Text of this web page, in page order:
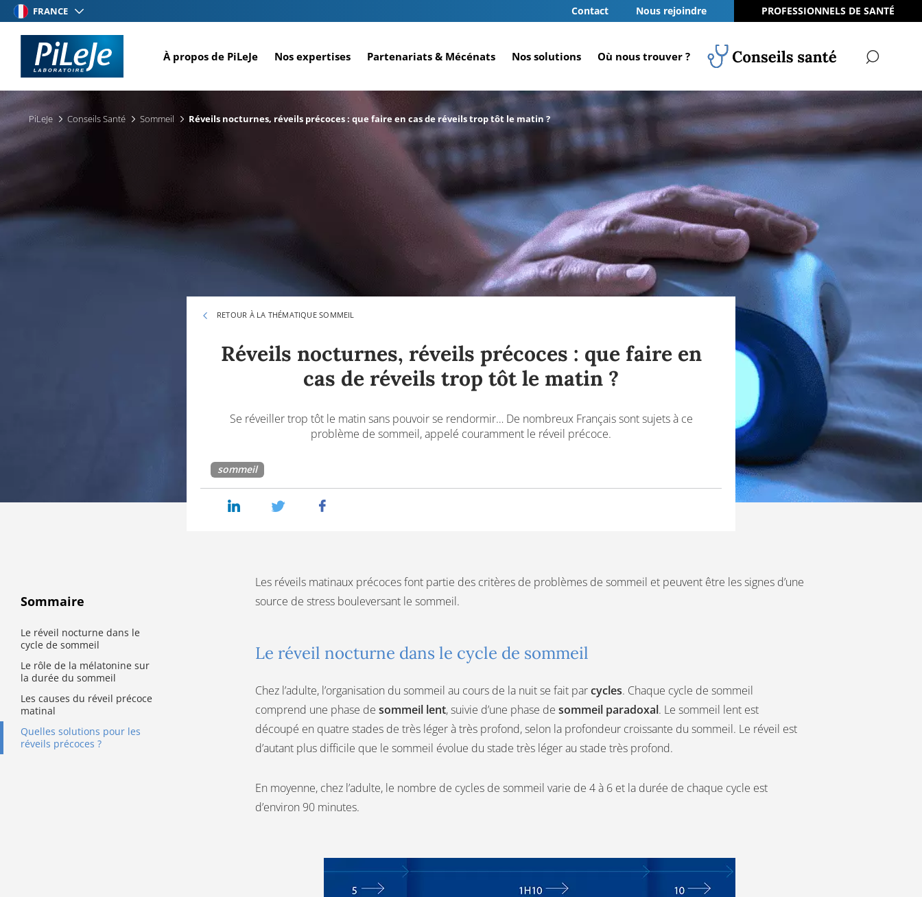
Aller
contenu
principal
FRANCE Contact Nous rejoindre PROFESSIONNELS DE SANTÉ
À propos de PiLeJe Nos expertises Partenariats & Mécénats Nos solutions
Où nous trouver ?
PiLeJe Conseils Santé Sommeil Réveils nocturnes, réveils précoces : que faire en cas de réveils trop tôt le matin ?
RETOUR À LA THÉMATIQUE SOMMEIL
Réveils nocturnes, réveils précoces : que faire en
cas de réveils trop tôt le matin ?
Se réveiller trop tôt le matin sans pouvoir se rendormir… De nombreux Français sont sujets à ce
problème de sommeil, appelé couramment le réveil précoce.
sommeil
Les réveils matinaux précoces font partie des critères de problèmes de sommeil et peuvent être les signes d’une
source de stress bouleversant le sommeil.
Le réveil nocturne dans le cycle de sommeil
Chez l’adulte, l’organisation du sommeil au cours de la nuit se fait parcycles. Chaque cycle de sommeil
comprend une phase de sommeil lent, suivie d’une phase de sommeil paradoxal. Le sommeil lent est
découpé en quatre stades de très léger à très profond, selon la profondeur croissante du sommeil. Le réveil est
d’autant plus difficile que le sommeil évolue du stade très léger au stade très profond.
En moyenne, chez l’adulte, le nombre de cycles de sommeil varie de 4 à 6 et la durée de chaque cycle est
d’environ 90 minutes.
Sommaire
Le réveil nocturne dans le
cycle de sommeil
Le rôle de la mélatonine sur
la durée du sommeil
Les causes du réveil précoce
matinal
Quelles solutions pour les
réveils précoces ?